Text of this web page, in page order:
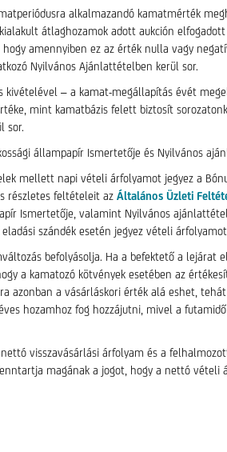
alkalmazandó kamatmérték
átlaghozamok adott aukción
amennyiben ez az érték nulla vagy
Nyilvános Ajánlattételben kerül sor.
kivételével – a kamat-megállapítás évét
mint kamatbázis felett biztosít
sor.
állampapír Ismertetője és Nyilvános
mellett napi vételi árfolyamot jegyez a
részletes feltételeit az Általános Üzleti
Ismertetője, valamint Nyilvános
szándék esetén jegyez vételi
befolyásolja. Ha a befektető a
a kamatozó kötvények esetében az
azonban a vásárláskori érték alá eshet,
hozamhoz fog hozzájutni, mivel a
visszavásárlási árfolyam és a
magának a jogot, hogy a nettó vételi